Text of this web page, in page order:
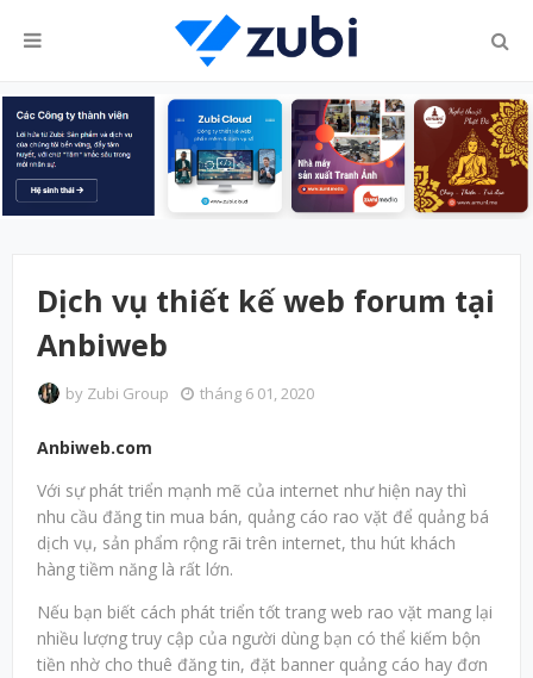
Dịch vụ thiết kế web forum tại
Anbiweb
by Zubi Group tháng 6 01, 2020
Anbiweb.com
Với sự phát triển mạnh mẽ của internet như hiện nay thì
nhu cầu đăng tin mua bán, quảng cáo rao vặt để quảng bá
dịch vụ, sản phẩm rộng rãi trên internet, thu hút khách
hàng tiềm năng là rất lớn.
Nếu bạn biết cách phát triển tốt trang web rao vặt mang lại
nhiều lượng truy cập của người dùng bạn có thể kiếm bộn
tiền nhờ cho thuê đăng tin, đặt banner quảng cáo hay đơn